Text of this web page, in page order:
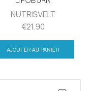
NUTRISVELT
€21,90
AJOUTER AU PANIER